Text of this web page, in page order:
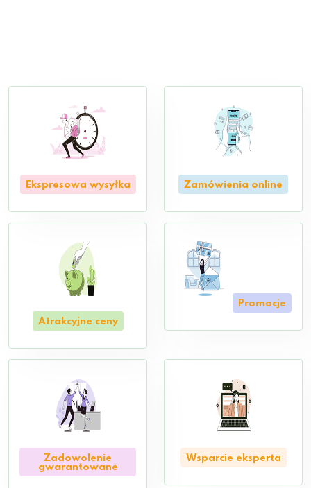
Ekspresowa wysyłka Zamówienia online
Atrakcyjne ceny
Promocje
Zadowolenie
gwarantowane
Wsparcie eksperta